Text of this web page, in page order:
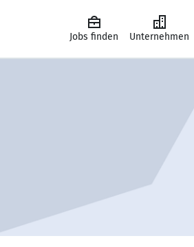
Jobs finden Unternehmen